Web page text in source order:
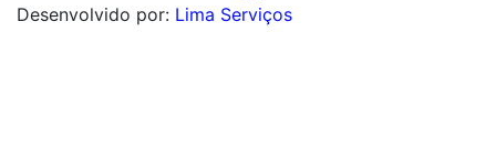
Desenvolvido por: Lima Serviços